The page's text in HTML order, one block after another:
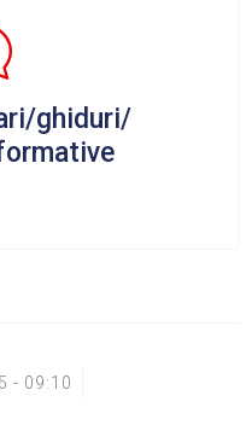
ghiduri/
- 09:10